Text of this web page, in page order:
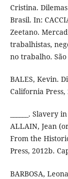
Cristina.
Brasil. In:
Zeetano.
trabalhistas,
no trabalho.
BALES, Kevin.
California Press,
______.
ALLAIN, Jean
From the
Press, 2012b.
BARBOSA,